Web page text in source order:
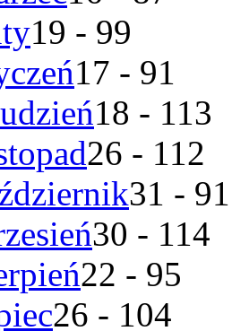
19 - 99
17 - 91
18 - 113
26 - 112
31 - 91
30 - 114
22 - 95
26 - 104